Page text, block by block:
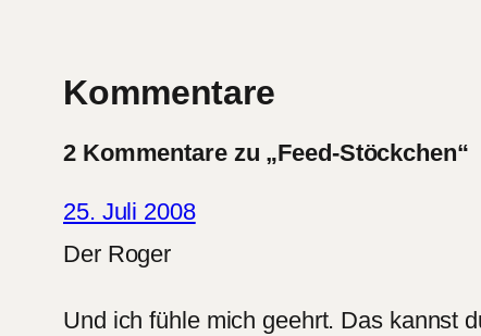
Kommentare
2 Kommentare zu „Feed-Stöckchen“
25. Juli 2008
Der Roger
Und ich fühle mich geehrt. Das kannst